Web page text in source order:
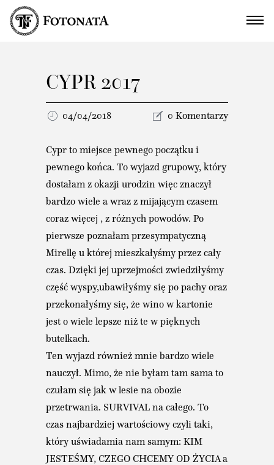
CYPR 2017
04/04/2018 0 Komentarzy
Cypr to miejsce pewnego początku i
pewnego końca. To wyjazd grupowy, który
dostałam z okazji urodzin więc znaczył
bardzo wiele a wraz z mijającym czasem
coraz więcej , z różnych powodów. Po
pierwsze poznałam przesympatyczną
Mirellę u której mieszkałyśmy przez cały
czas. Dzięki jej uprzejmości zwiedziłyśmy
część wyspy,ubawiłyśmy się po pachy oraz
przekonałyśmy się, że wino w kartonie
jest o wiele lepsze niż te w pięknych
butelkach.
Ten wyjazd również mnie bardzo wiele
nauczył. Mimo, że nie byłam tam sama to
czułam się jak w lesie na obozie
przetrwania. SURVIVAL na całego. To
czas najbardziej wartościowy czyli taki,
który uświadamia nam samym: KIM
JESTEŚMY, CZEGO CHCEMY OD ŻYCIA a